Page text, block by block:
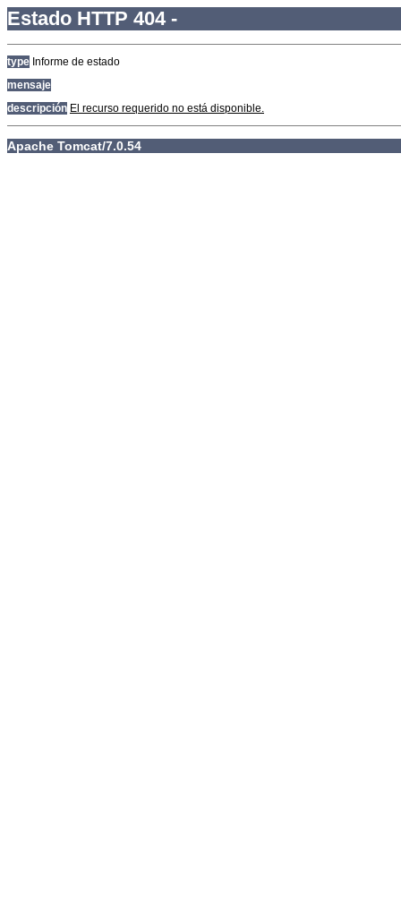
Estado HTTP 404 -
type Informe de estado
mensaje
descripción El recurso requerido no está disponible.
Apache Tomcat/7.0.54